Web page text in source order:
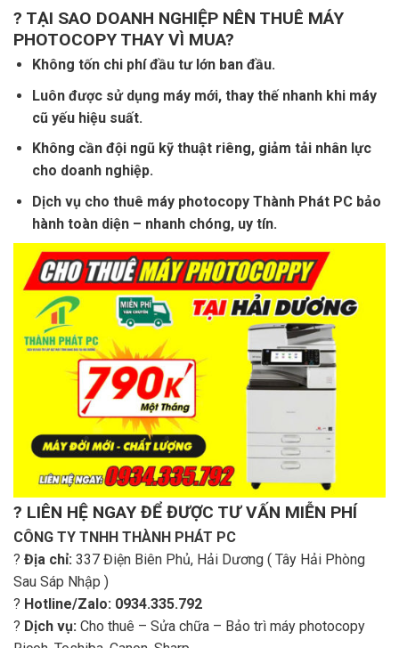
? TẠI SAO DOANH NGHIỆP NÊN THUÊ MÁY
PHOTOCOPY THAY VÌ MUA?
Không tốn chi phí đầu tư lớn ban đầu.
Luôn được sử dụng máy mới, thay thế nhanh khi máy
cũ yếu hiệu suất.
Không cần đội ngũ kỹ thuật riêng, giảm tải nhân lực
cho doanh nghiệp.
Dịch vụ cho thuê máy photocopy Thành Phát PC bảo
hành toàn diện – nhanh chóng, uy tín.
? LIÊN HỆ NGAY ĐỂ ĐƯỢC TƯ VẤN MIỄN PHÍ
CÔNG TY TNHH THÀNH PHÁT PC
? Địa chỉ: 337 Điện Biên Phủ, Hải Dương ( Tây Hải Phòng
Sau Sáp Nhập )
? Hotline/Zalo: 0934.335.792
? Dịch vụ: Cho thuê – Sửa chữa – Bảo trì máy photocopy